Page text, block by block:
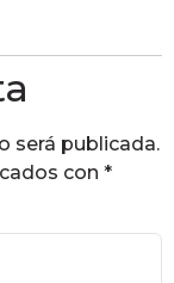
será publicada.
con *